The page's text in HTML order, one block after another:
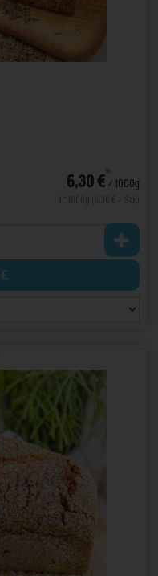
6,30 €*/ 1000g
€